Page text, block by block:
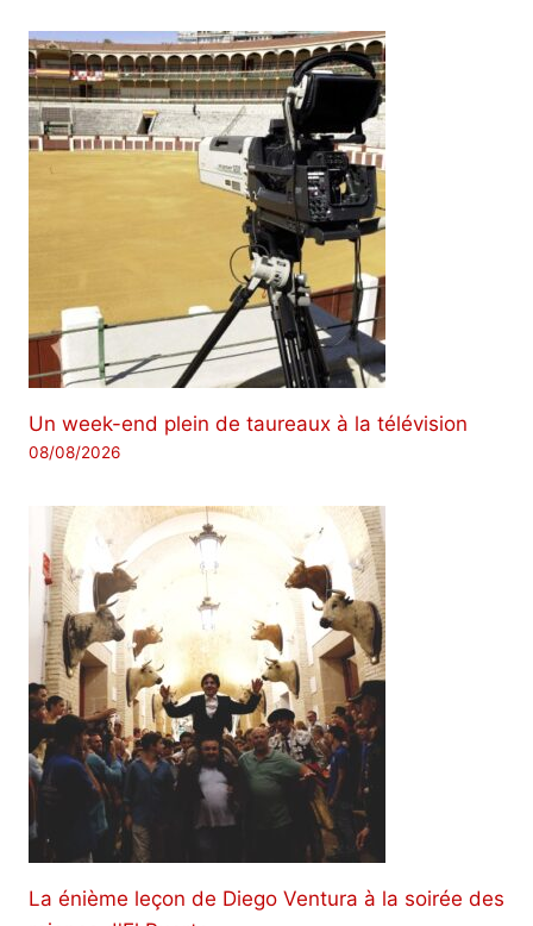
Un week-end plein de taureaux à la télévision
08/08/2026
La énième leçon de Diego Ventura à la soirée des